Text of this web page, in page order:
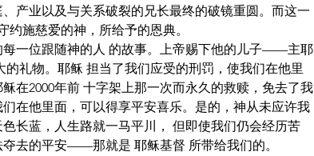
产业以及与关系破裂的兄长最终的破镜重圆。而这一
约施慈爱的神，所给予的恩典。
每一位跟随神的人 的故事。上帝赐下他的儿子——主耶
的礼物。耶稣 担当了我们应受的刑罚，使我们在他里
在2000年前 十字架上那一次而永久的救赎，免去了我
在他里面，可以得享平安喜乐。是的，神从未应许我
长蓝，人生路就一马平川， 但即使我们仍会经历苦
去的平安——那就是 耶稣基督 所带给我们的。